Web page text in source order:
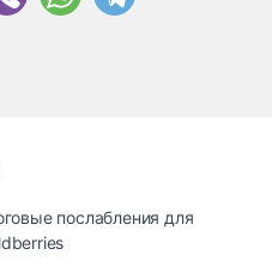
послабления для